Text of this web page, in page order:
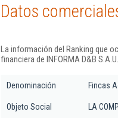
Datos
La información del Ranking que
financiera de INFORMA D&B
Denominación Fincas
Objeto Social LA